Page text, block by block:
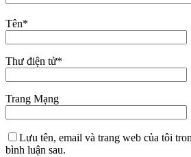
Tên*
Thư điện tử*
Trang Mạng
Lưu tên, email và trang web của tôi
bình luận sau.